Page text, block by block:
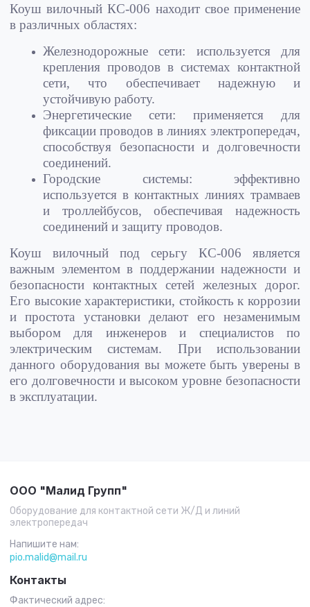
Коуш вилочный КС-006 находит свое применение
в различных областях:
Железнодорожные сети: используется для
крепления проводов в системах контактной
сети, что обеспечивает надежную и
устойчивую работу.
Энергетические сети: применяется для
фиксации проводов в линиях электропередач,
способствуя безопасности и долговечности
соединений.
Городские системы: эффективно
используется в контактных линиях трамваев
и троллейбусов, обеспечивая надежность
соединений и защиту проводов.
Коуш вилочный под серьгу КС-006 является
важным элементом в поддержании надежности и
безопасности контактных сетей железных дорог.
Его высокие характеристики, стойкость к коррозии
и простота установки делают его незаменимым
выбором для инженеров и специалистов по
электрическим системам. При использовании
данного оборудования вы можете быть уверены в
его долговечности и высоком уровне безопасности
в эксплуатации.
ООО "Малид Групп"
Оборудование для контактной сети Ж/Д и линий
электропередач
Напишите нам:
pio.malid@mail.ru
Контакты
Фактический адрес: